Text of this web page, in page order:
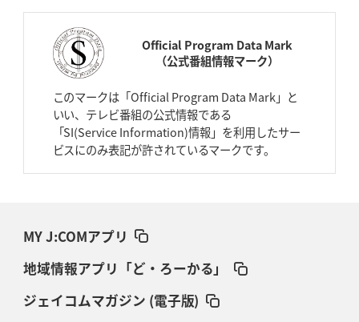
Official Program Data Mark
（公式番組情報マーク）
このマークは「Official Program Data Mark」と
いい、テレビ番組の公式情報である
「SI(Service Information)情報」を利用したサー
ビスにのみ表記が許されているマークです。
MY J:COMアプリ
地域情報アプリ「ど・ろーかる」
ジェイコムマガジン (電子版)